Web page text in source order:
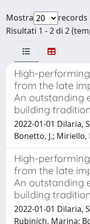
Mostra
records
Risultati 1 - 2 di 2
High-
from the late
An outstanding
building
2022-01-01 Dilaria,
Bonetto, J.; Miriello,
High-
from the late
An outstanding
building
2022-01-01 Dilaria,
Rubinich, Marina;